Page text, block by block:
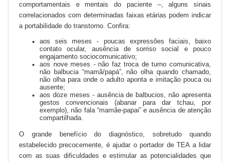
comportamentais e mentais do paciente –, alguns sinais
correlacionados com determinadas faixas etárias podem indicar
a portabilidade do transtorno. Confira:
aos seis meses - poucas expressões faciais, baixo
contato ocular, ausência de sorriso social e pouco
engajamento sociocomunicativo;
aos nove meses - não faz troca de turno comunicativa,
não balbucia “mamã/papá”, não olha quando chamado,
não olha para onde o adulto aponta e imitação pouca ou
ausente;
aos doze meses - ausência de balbucios, não apresenta
gestos convencionais (abanar para dar tchau, por
exemplo), não fala “mamãe-papai” e ausência de atenção
compartilhada.
O grande benefício do diagnóstico, sobretudo quando
estabelecido precocemente, é ajudar o portador de TEA a lidar
com as suas dificuldades e estimular as potencialidades que